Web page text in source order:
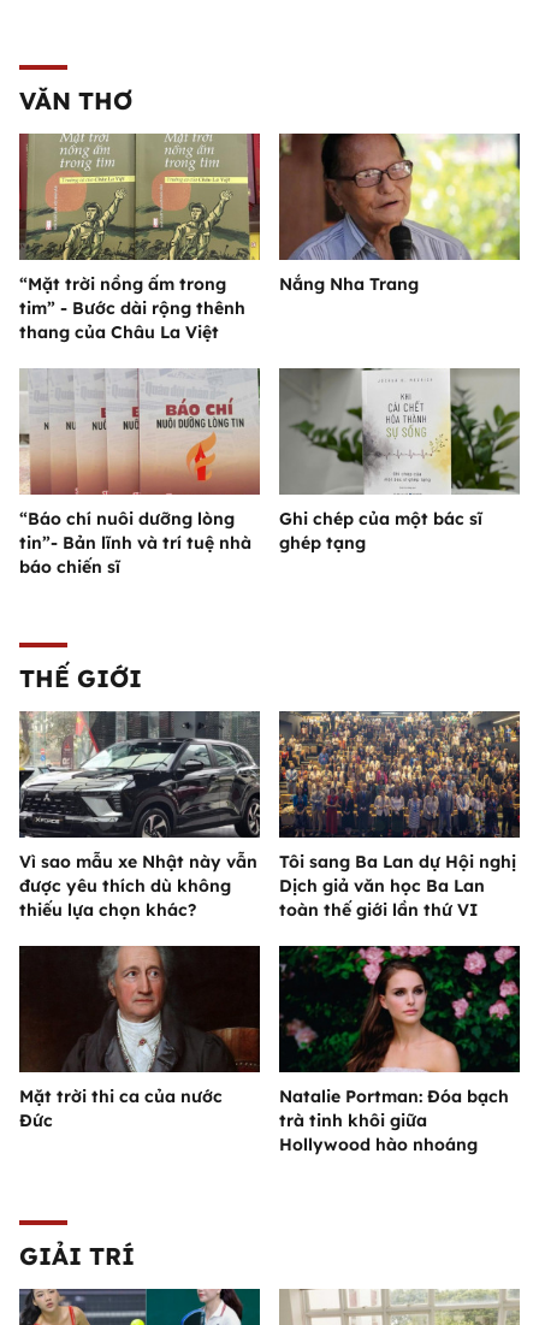
VĂN THƠ
“Mặt trời nồng ấm trong
tim” - Bước dài rộng thênh
thang của Châu La Việt
Nắng Nha Trang
“Báo chí nuôi dưỡng lòng
tin”- Bản lĩnh và trí tuệ nhà
báo chiến sĩ
Ghi chép của một bác sĩ
ghép tạng
THẾ GIỚI
Vì sao mẫu xe Nhật này vẫn
được yêu thích dù không
thiếu lựa chọn khác?
Tôi sang Ba Lan dự Hội nghị
Dịch giả văn học Ba Lan
toàn thế giới lần thứ VI
Mặt trời thi ca của nước
Đức
Natalie Portman: Đóa bạch
trà tinh khôi giữa
Hollywood hào nhoáng
GIẢI TRÍ